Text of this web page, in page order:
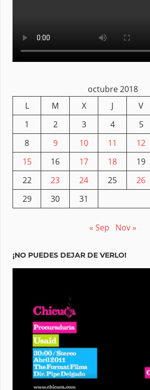
octubre 2018
L
M X J V
1
2 3 4 5
8
9 10 11 12
15
16 17 18 19
22
23 24 25 26
29
30 31
« Sep Nov »
¡NO PUEDES DEJAR DE VERLO!